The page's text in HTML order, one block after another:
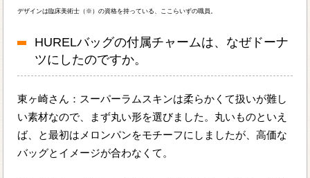
デザインは臨床美術士（※）の資格を持っている、ここらいずの職員。
HURELバッグの付属チャームは、なぜドーナ
ツにしたのですか。
東ヶ崎さん：スーパーラムスキンは柔らかくて扱いが難し
い素材なので、まず丸い形を選びました。丸いものといえ
ば、と最初はメロンパンをモチーフにしましたが、高価な
バッグとイメージが合わなくて。